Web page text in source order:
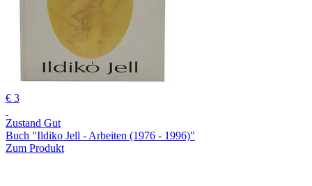
€ 3
Zustand Gut
Buch "Ildiko Jell - Arbeiten (1976 - 1996)"
Zum Produkt